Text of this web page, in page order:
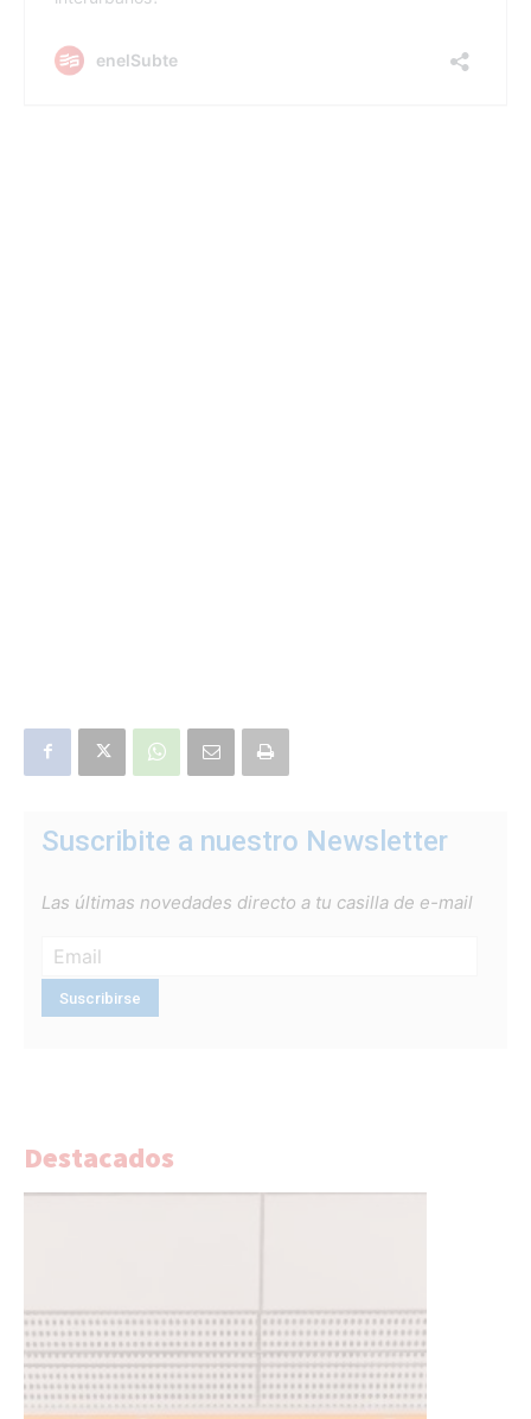
Suscribite a nuestro Newsletter
Las últimas novedades directo a tu casilla de e-mail
Destacados